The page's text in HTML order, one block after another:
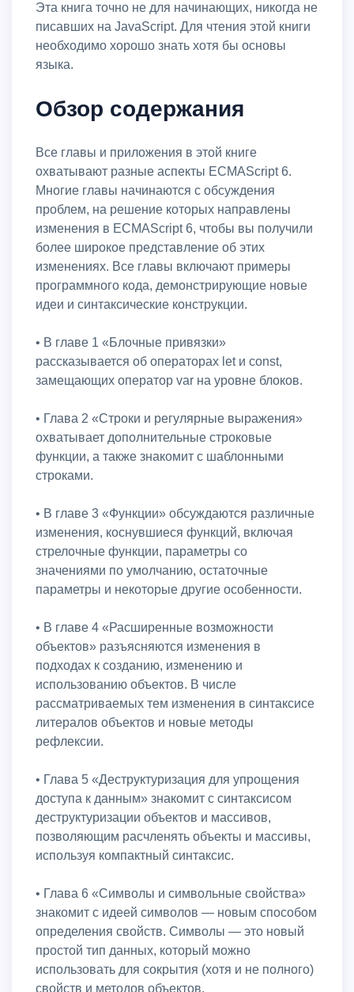
Эта книга точно не для начинающих, никогда не
писавших на JavaScript. Для чтения этой книги
необходимо хорошо знать хотя бы основы
языка.
Обзор содержания
Все главы и приложения в этой книге
охватывают разные аспекты ECMAScript 6.
Многие главы начинаются с обсуждения
проблем, на решение которых направлены
изменения в ECMAScript 6, чтобы вы получили
более широкое представление об этих
изменениях. Все главы включают примеры
программного кода, демонстрирующие новые
идеи и синтаксические конструкции.
• В главе 1 «Блочные привязки»
рассказывается об операторах let и const,
замещающих оператор var на уровне блоков.
• Глава 2 «Строки и регулярные выражения»
охватывает дополнительные строковые
функции, а также знакомит с шаблонными
строками.
• В главе 3 «Функции» обсуждаются различные
изменения, коснувшиеся функций, включая
стрелочные функции, параметры со
значениями по умолчанию, остаточные
параметры и некоторые другие особенности.
• В главе 4 «Расширенные возможности
объектов» разъясняются изменения в
подходах к созданию, изменению и
использованию объектов. В числе
рассматриваемых тем изменения в синтаксисе
литералов объектов и новые методы
рефлексии.
• Глава 5 «Деструктуризация для упрощения
доступа к данным» знакомит с синтаксисом
деструктуризации объектов и массивов,
позволяющим расчленять объекты и массивы,
используя компактный синтаксис.
• Глава 6 «Символы и символьные свойства»
знакомит с идеей символов — новым способом
определения свойств. Символы — это новый
простой тип данных, который можно
использовать для сокрытия (хотя и не полного)
свойств и методов объектов.